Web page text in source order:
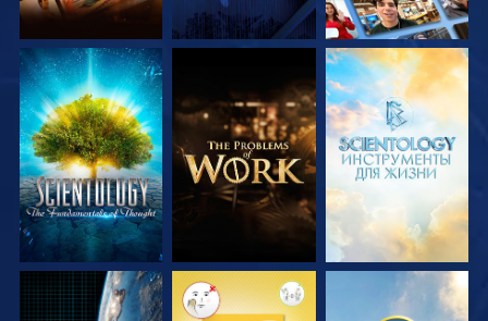
СМОТРЕТЬ
ПЕРЕДАЧИ
СМОТРЕТЬ
ПЕРЕДАЧИ
СМОТРЕТЬ
ПЕРЕДАЧИ